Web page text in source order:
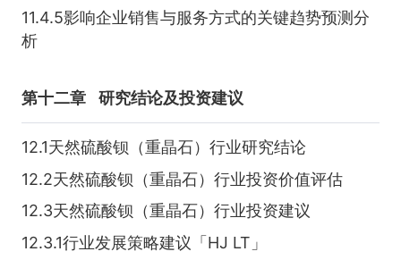
11.4.5影响企业销售与服务方式的关键趋势预测分
析
第十二章 研究结论及投资建议
12.1天然硫酸钡（重晶石）行业研究结论
12.2天然硫酸钡（重晶石）行业投资价值评估
12.3天然硫酸钡（重晶石）行业投资建议
12.3.1行业发展策略建议「HJ LT」